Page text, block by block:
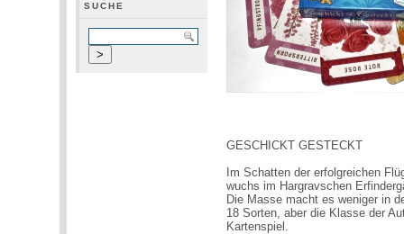
SUCHE
GESCHICKT GESTECKT
Im Schatten der erfolgreichen
wuchs im Hargravschen
Die Masse macht es weniger in
18 Sorten, aber die Klasse der
Kartenspiel.